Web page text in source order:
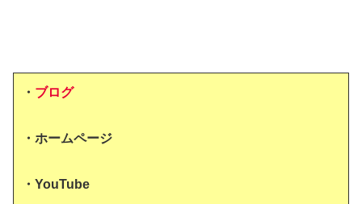
・ ブログ
・ホームページ
・YouTube